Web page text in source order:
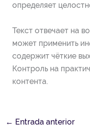
определяет
Текст отвечает на
может применить
содержит чёткие
Контроль на
контента.
← Entrada anterior